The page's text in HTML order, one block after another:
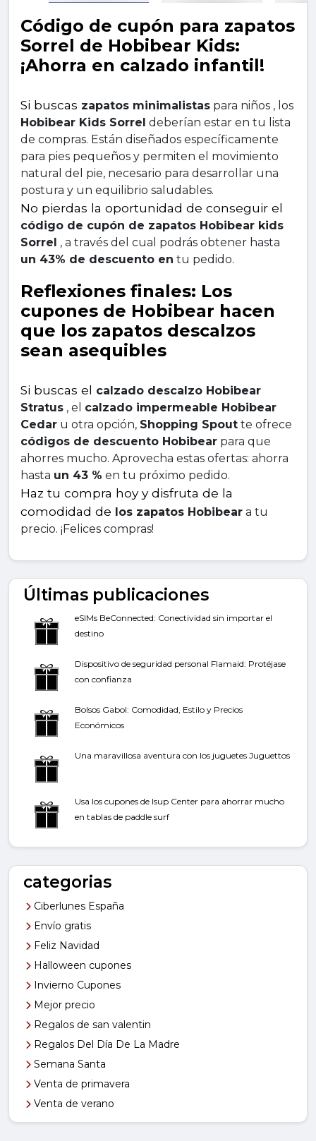
Código de cupón para zapatos
Sorrel de Hobibear Kids:
¡Ahorra en calzado infantil!
Si buscas zapatos minimalistas
Hobibear Kids Sorrel deberían estar en tu lista
de compras. Están diseñados específicamente
para pies pequeños y permiten el movimiento
natural del pie, necesario para desarrollar una
postura y un equilibrio saludables.
código de cupón de zapatos Hobibear kids
Sorrel
un 43% de descuento en tu pedido.
Reflexiones finales: Los
cupones de Hobibear hacen
que los zapatos descalzos
sean asequibles
Si buscas el calzado descalzo Hobibear
Stratus , el calzado impermeable Hobibear
Cedar u otra opción, Shopping Spout
códigos de descuento Hobibear para que
ahorres mucho. Aprovecha estas ofertas: ahorra
hasta un 43 % en tu próximo pedido.
Haz tu compra hoy y disfruta de la
comodidad de los zapatos Hobibear a tu
precio. ¡Felices compras!
Últimas publicaciones
eSIMs BeConnected: Conectividad sin importar el
destino
Dispositivo de seguridad personal Flamaid: Protéjase
con confianza
Bolsos Gabol: Comodidad, Estilo y Precios
Económicos
Una maravillosa aventura con los juguetes Juguettos
Usa los cupones de Isup Center para ahorrar mucho
en tablas de paddle surf
categorias
Ciberlunes España
Envío gratis
Feliz Navidad
Halloween cupones
Invierno Cupones
Mejor precio
Regalos de san valentin
Regalos Del Día De La Madre
Semana Santa
Venta de primavera
Venta de verano